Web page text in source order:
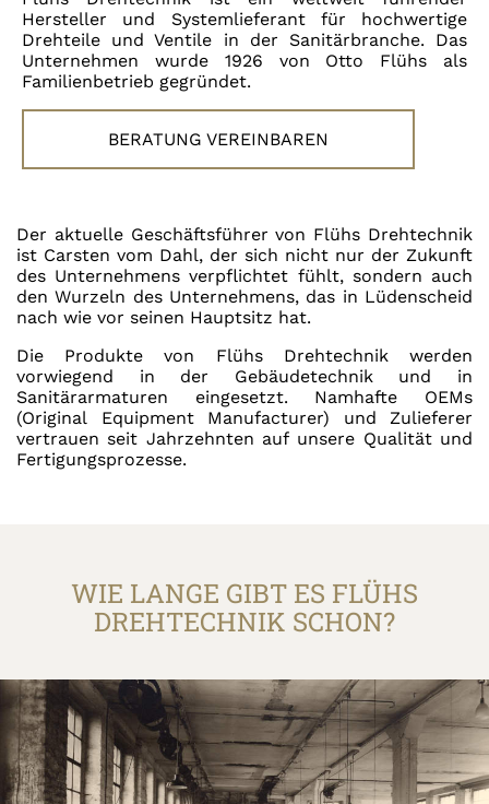
Hersteller und Systemlieferant für hochwertige
Drehteile und Ventile in der Sanitärbranche. Das
Unternehmen wurde 1926 von Otto Flühs als
Familienbetrieb gegründet.
BERATUNG VEREINBAREN
Der aktuelle Geschäftsführer von Flühs Drehtechnik
ist Carsten vom Dahl, der sich nicht nur der Zukunft
des Unternehmens verpflichtet fühlt, sondern auch
den Wurzeln des Unternehmens, das in Lüdenscheid
nach wie vor seinen Hauptsitz hat.
Die Produkte von Flühs Drehtechnik werden
vorwiegend in der Gebäudetechnik und in
Sanitärarmaturen eingesetzt. Namhafte OEMs
(Original Equipment Manufacturer) und Zulieferer
vertrauen seit Jahrzehnten auf unsere Qualität und
Fertigungsprozesse.
WIE LANGE GIBT ES FLÜHS
DREHTECHNIK SCHON?